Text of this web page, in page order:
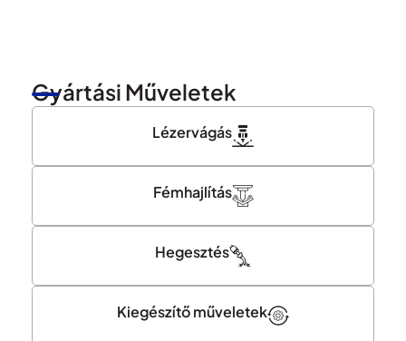
Gyártási Műveletek
Lézervágás
Fémhajlítás
Hegesztés
Kiegészítő műveletek